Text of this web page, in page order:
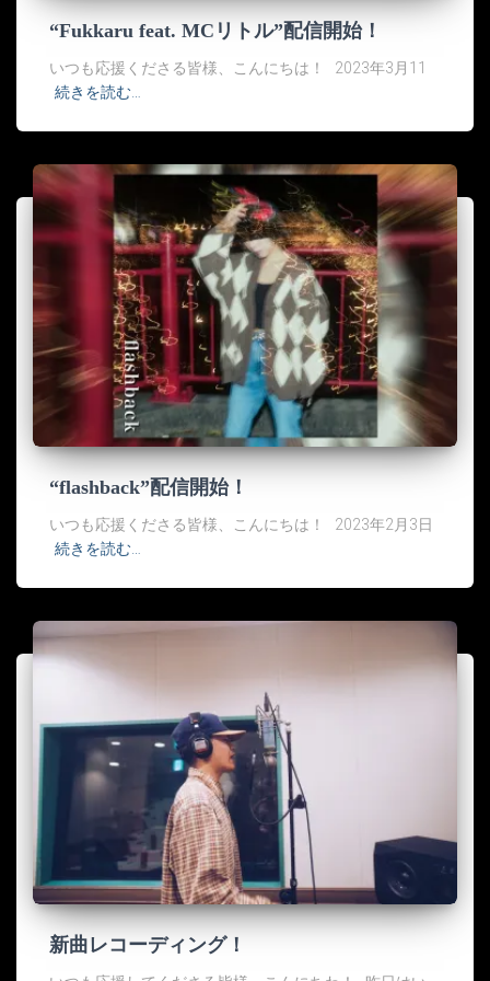
“Fukkaru feat. MCリトル”配信開始！
いつも応援くださる皆様、こんにちは！ 2023年3月11
続きを読む…
“flashback”配信開始！
いつも応援くださる皆様、こんにちは！ 2023年2月3日
続きを読む…
新曲レコーディング！